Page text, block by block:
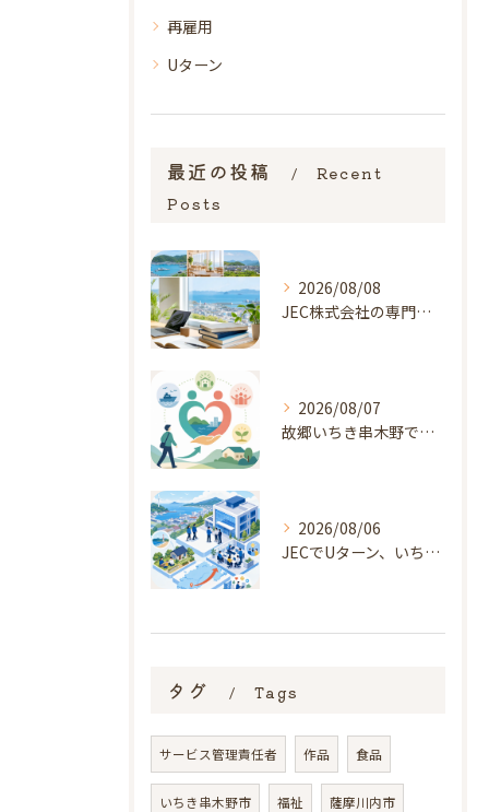
再雇用
Uターン
最近の投稿
Recent
Posts
2026/08/08
JEC株式会社の専門性を支える学びと評価軸
2026/08/07
故郷いちき串木野で始める福祉オープニング勤務
2026/08/06
JECでUターン、いちき串木野オープニング勤務
タグ Tags
サービス管理責任者 作品 食品
いちき串木野市 福祉 薩摩川内市